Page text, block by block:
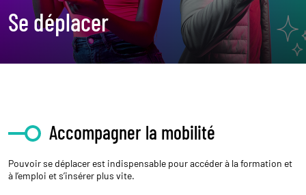
Se déplacer
Accompagner la mobilité
Pouvoir se déplacer est indispensable pour accéder à la formation et
à l’emploi et s’insérer plus vite.